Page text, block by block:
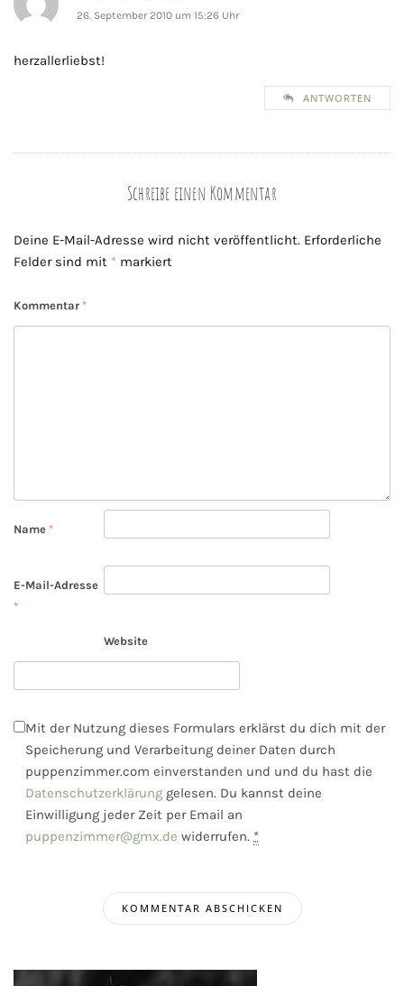
26. September 2010 um 15:26 Uhr
herzallerliebst!
ANTWORTEN
Schreibe einen Kommentar
Deine E-Mail-Adresse wird nicht veröffentlicht. Erforderliche
Felder sind mit * markiert
Kommentar *
Name *
E-Mail-Adresse
*
Website
Mit der Nutzung dieses Formulars erklärst du dich mit der
Speicherung und Verarbeitung deiner Daten durch
puppenzimmer.com einverstanden und und du hast die
Datenschutzerklärung gelesen. Du kannst deine
Einwilligung jeder Zeit per Email an
puppenzimmer@gmx.de widerrufen. *